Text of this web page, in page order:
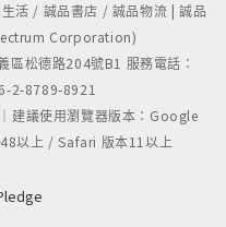
活 / 誠品書店 / 誠品物流 | 誠品
Corporation)
松德路204號B1 服務電話：
2-8789-8921
建議使用瀏覽器版本：Google
以上 / Safari 版本11以上